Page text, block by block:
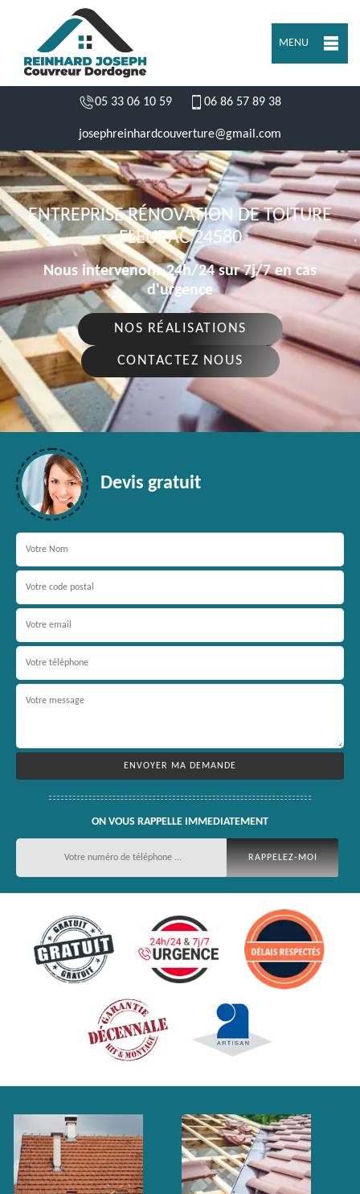
MENU
05 33 06 10 59 06 86 57 89 38
josephreinhardcouverture@gmail.com
ENTREPRISE RÉNOVATION DE TOITURE
FLEURAC 24580
Nous intervenons 24h/24 sur 7j/7 en cas
d'urgence
NOS RÉALISATIONS
CONTACTEZ NOUS
Devis gratuit
ON VOUS RAPPELLE IMMEDIATEMENT